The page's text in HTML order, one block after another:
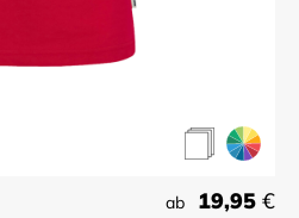
ab 19,95 €